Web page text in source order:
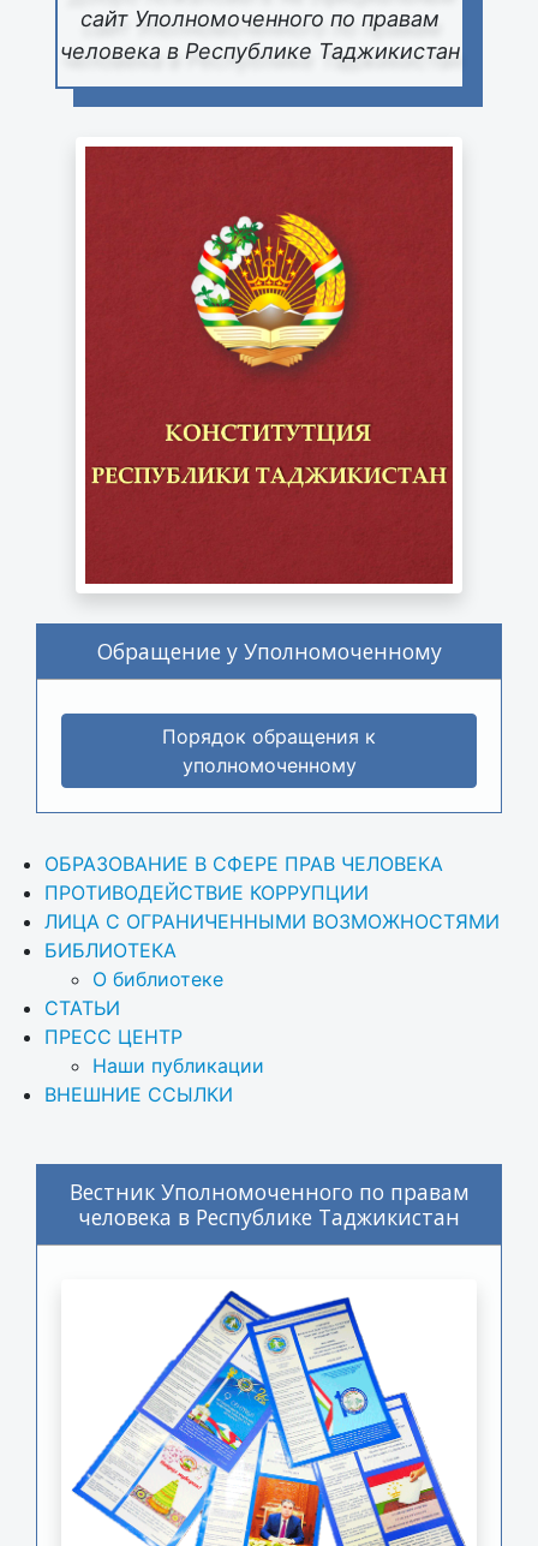
сайт Уполномоченного по правам
человека в Республике Таджикистан
Обращение у Уполномоченному
Порядок обращения к
уполномоченному
ОБРАЗОВАНИЕ В СФЕРЕ ПРАВ ЧЕЛОВЕКА
ПРОТИВОДЕЙСТВИЕ КОРРУПЦИИ
ЛИЦА С ОГРАНИЧЕННЫМИ ВОЗМОЖНОСТЯМИ
БИБЛИОТЕКА
О библиотеке
СТАТЬИ
ПРЕСС ЦЕНТР
Наши публикации
ВНЕШНИЕ ССЫЛКИ
Вестник Уполномоченного по правам
человека в Республике Таджикистан